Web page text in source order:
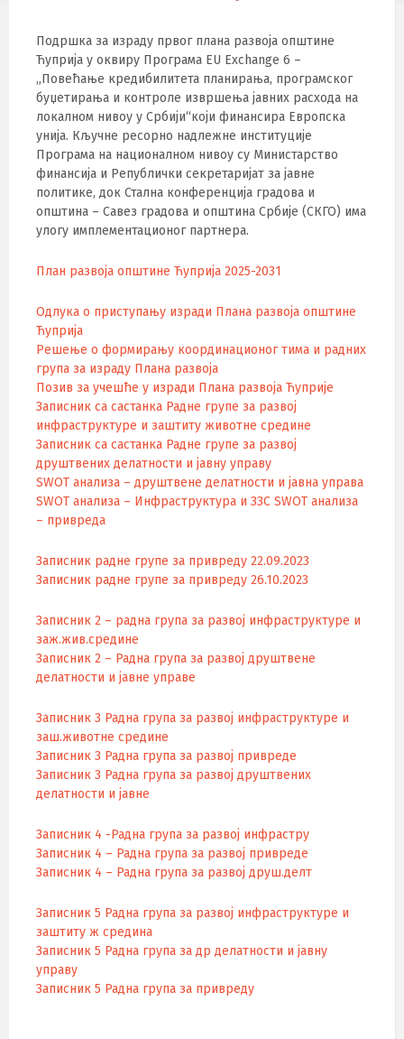
Подршка за израду првог плана развоја општине
Ћуприја у оквиру Програма ЕU Exchange 6 –
„Повећање кредибилитета планирања, програмског
буџетирања и контроле извршења јавних расхода на
локалном нивоу у Србији“који финансира Европскa
унијa. Кључне ресорно надлежне институције
Програма на националном нивоу су Министарство
финансија и Републички секретаријат за јавне
политике, док Стална конференција градова и
општина – Савез градова и општина Србије (СКГО) има
улогу имплементационог партнера.
План развоја општине Ћуприја 2025-2031
Одлука о приступању изради Плана развоја општине
Ћуприја
Решење о формирању координационог тима и радних
група за израду Плана развоја
Позив за учешће у изради Плана развоја Ћуприје
Записник са састанка Радне групе за развој
инфраструктуре и заштиту животне средине
Записник са састанка Радне групе за развој
друштвених делатности и јавну управу
SWOT анализа – друштвене делатности и јавна управа
SWOT анализа – Инфраструктура и ЗЗС SWOT анализа
– привреда
Записник радне групе за привреду 22.09.2023
Записник радне групе за привреду 26.10.2023
Записник 2 – радна група за развој инфраструктуре и
заж.жив.средине
Записник 2 – Радна група за развој друштвене
делатности и јавне управе
Записник 3 Радна група за развој инфраструктуре и
заш.животне средине
Записник 3 Радна група за развој привреде
Записник 3 Радна група за развој друштвених
делатности и јавне
Записник 4 -Радна група за развој инфрастру
Записник 4 – Радна група за развој привреде
Записник 4 – Радна група за развој друш.делт
Записник 5 Радна група за развој инфраструктуре и
заштиту ж средина
Записник 5 Радна група за др делатности и јавну
управу
Записник 5 Радна група за привреду